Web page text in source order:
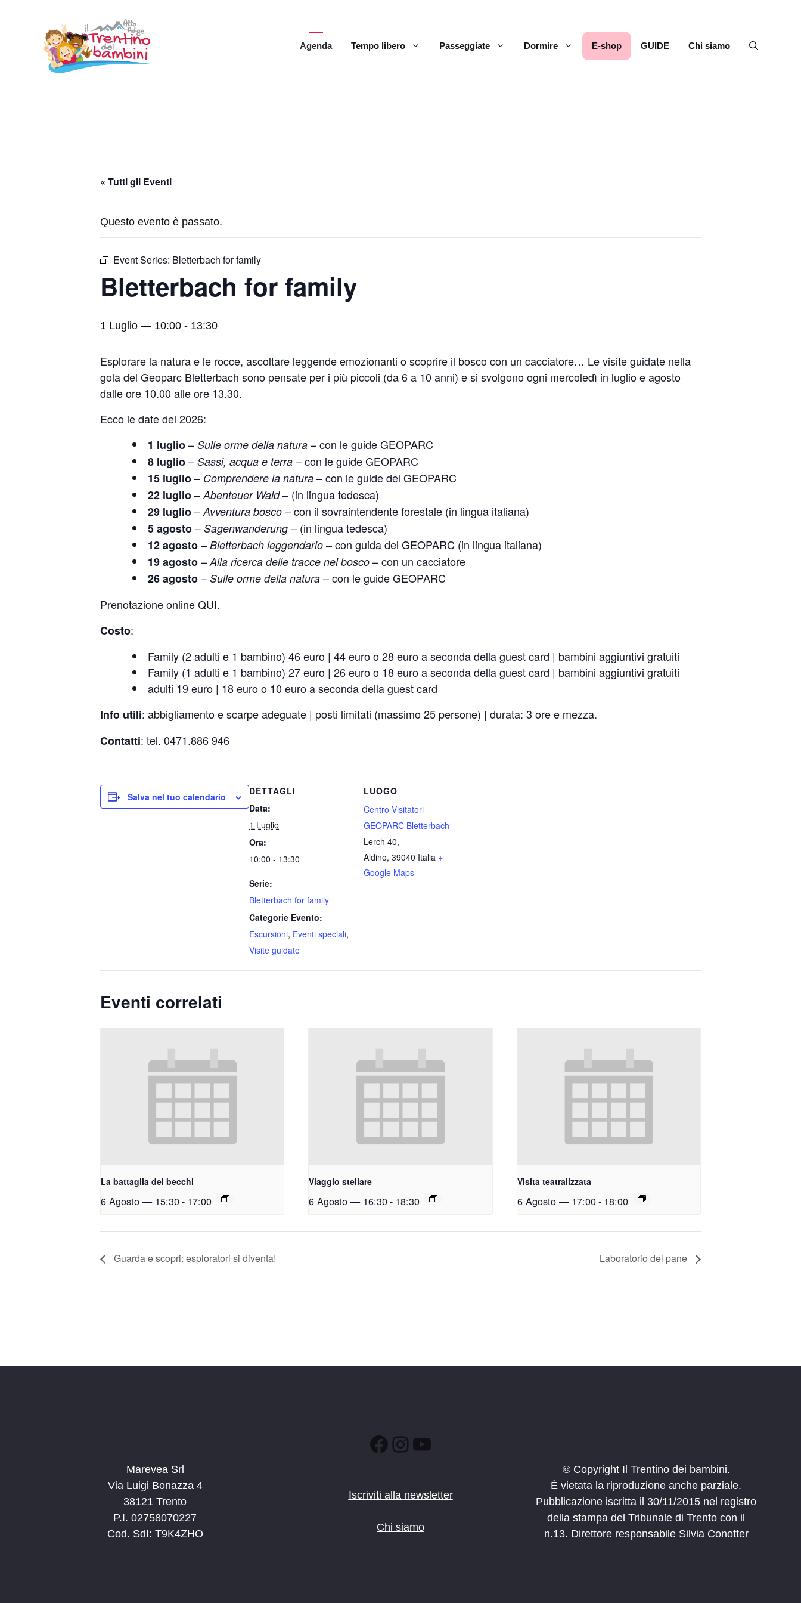
contenuto
Agenda Tempo libero Passeggiate Dormire E-shop GUIDE Chi siamo
« Tutti gli Eventi
Questo evento è passato.
Event Series: Bletterbach for family
Bletterbach for family
1 Luglio — 10:00 - 13:30
Esplorare la natura e le rocce, ascoltare leggende emozionanti o scoprire il bosco con un cacciatore… Le visite guidate nella
gola del Geoparc Bletterbach sono pensate per i più piccoli (da 6 a 10 anni) e si svolgono ogni mercoledì in luglio e agosto
dalle ore 10.00 alle ore 13.30.
Ecco le date del 2026:
1 luglio– Sulle orme della natura – con le guide GEOPARC
8 luglio– Sassi, acqua e terra – con le guide GEOPARC
15 luglio– Comprendere la natura – con le guide del GEOPARC
22 luglio– Abenteuer Wald– (in lingua tedesca)
29 luglio– Avventura bosco – con il sovraintendente forestale (in lingua italiana)
5 agosto– Sagenwanderung – (in lingua tedesca)
12 agosto– Bletterbach leggendario – con guida del GEOPARC (in lingua italiana)
19 agosto– Alla ricerca delle tracce nel bosco – con un cacciatore
26 agosto– Sulle orme della natura – con le guide GEOPARC
Prenotazione onlineQUI.
Costo:
Family (2 adulti e 1 bambino) 46 euro | 44 euro o 28 euro a seconda della guest card | bambini aggiuntivi gratuiti
Family (1 adulti e 1 bambino) 27 euro | 26 euro o 18 euro a seconda della guest card | bambini aggiuntivi gratuiti
adulti 19 euro | 18 euro o 10 euro a seconda della guest card
Info utili: abbigliamento e scarpe adeguate | posti limitati (massimo 25 persone) | durata: 3 ore e mezza.
Contatti: tel. 0471.886 946
Salva nel tuo calendario
DETTAGLI
Data:
1 Luglio
Ora:
10:00 - 13:30
Serie:
Bletterbach for family
Categorie Evento:
Escursioni, Eventi speciali,
Visite guidate
LUOGO
Centro Visitatori
GEOPARC Bletterbach
Lerch 40,
Aldino, 39040 Italia +
Google Maps
Eventi correlati
La battaglia dei becchi
6 Agosto — 15:30- 17:00
Viaggio stellare
6 Agosto — 16:30- 18:30
Visita teatralizzata
6 Agosto — 17:00- 18:00
Guarda e scopri: esploratori si diventa! Laboratorio del pane
Marevea Srl
Via Luigi Bonazza 4
38121 Trento
P.I. 02758070227
Cod. SdI: T9K4ZHO
Facebook
Instagram
YouTube
Iscriviti alla newsletter
Chi siamo
© Copyright Il Trentino dei bambini.
È vietata la riproduzione anche parziale.
Pubblicazione iscritta il 30/11/2015 nel registro
della stampa del Tribunale di Trento con il
n.13. Direttore responsabile Silvia Conotter